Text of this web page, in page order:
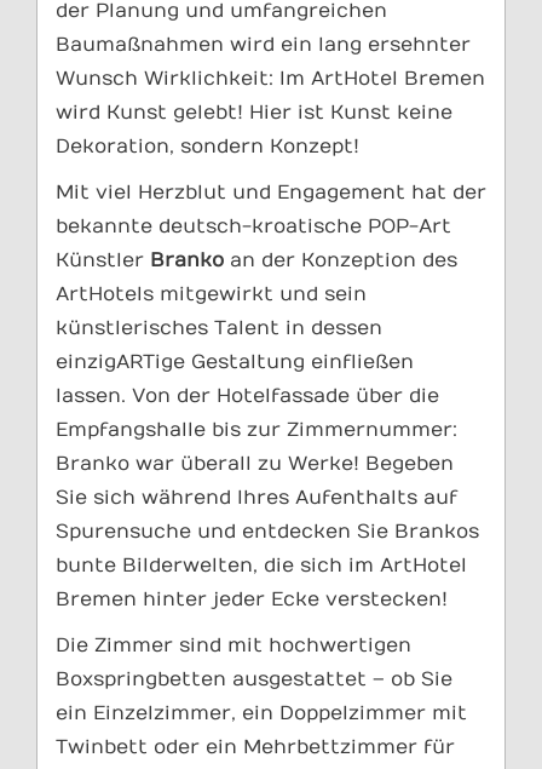
der Planung und umfangreichen
Baumaßnahmen wird ein lang ersehnter
Wunsch Wirklichkeit: Im ArtHotel Bremen
wird Kunst gelebt! Hier ist Kunst keine
Dekoration, sondern Konzept!
Mit viel Herzblut und Engagement hat der
bekannte deutsch-kroatische POP-Art
Künstler Branko an der Konzeption des
ArtHotels mitgewirkt und sein
künstlerisches Talent in dessen
einzigARTige Gestaltung einfließen
lassen. Von der Hotelfassade über die
Empfangshalle bis zur Zimmernummer:
Branko war überall zu Werke! Begeben
Sie sich während Ihres Aufenthalts auf
Spurensuche und entdecken Sie Brankos
bunte Bilderwelten, die sich im ArtHotel
Bremen hinter jeder Ecke verstecken!
Die Zimmer sind mit hochwertigen
Boxspringbetten ausgestattet – ob Sie
ein Einzelzimmer, ein Doppelzimmer mit
Twinbett oder ein Mehrbettzimmer für